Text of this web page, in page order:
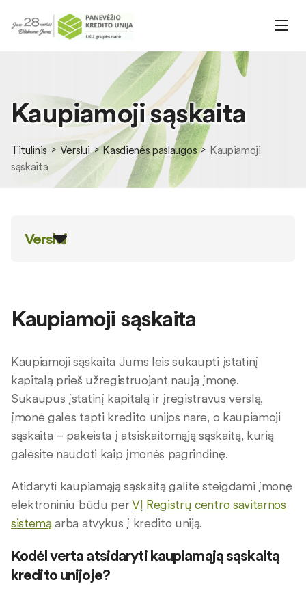
Kaupiamoji sąskaita
Titulinis Verslui Kasdienės paslaugos
Kaupiamoji
sąskaita
Verslui
Kaupiamoji sąskaita
Kaupiamoji sąskaita Jums leis sukaupti įstatinį
kapitalą prieš užregistruojant naują įmonę.
Sukaupus įstatinį kapitalą ir įregistravus verslą,
įmonė galės tapti kredito unijos nare, o kaupiamoji
sąskaita – pakeista į atsiskaitomąją sąskaitą, kurią
galėsite naudoti kaip įmonės pagrindinę.
Atidaryti kaupiamąją sąskaitą galite steigdami įmonę
elektroniniu būdu perVĮ Registrų centro savitarnos
sistemąarba atvykus į kredito uniją.
Kodėl verta atsidaryti kaupiamąją sąskaitą
kredito unijoje?